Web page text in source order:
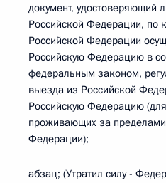
документ, удостоверяющий
Российской Федерации, по
Российской Федерации
Российскую Федерацию в
федеральным законом,
выезда из Российской
Российскую Федерацию
проживающих за пределами
Федерации);
абзац; (Утратил силу -